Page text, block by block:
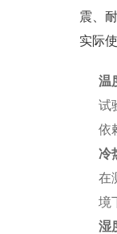
震、
实际
温
试
依
冷
在
境
湿